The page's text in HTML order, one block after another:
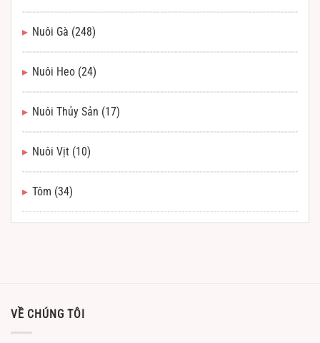
Nuôi Gà (248)
Nuôi Heo (24)
Nuôi Thủy Sản (17)
Nuôi Vịt (10)
Tôm (34)
VỀ CHÚNG TÔI